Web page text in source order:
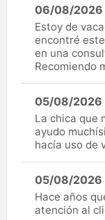
06/08/2026
Estoy de
encontré
en una
Recomiendo
05/08/2026
La chica que
ayudo
hacía uso de
05/08/2026
Hace años
atención al